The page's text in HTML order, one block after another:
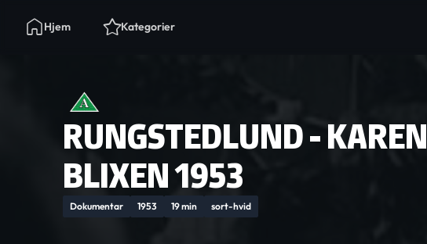
Hjem Kategorier
RUNGSTEDLUND - KAREN
BLIXEN 1953
Dokumentar 1953 19 min sort-hvid